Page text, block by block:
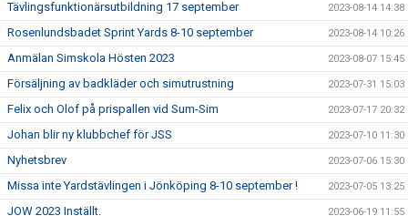
Tävlingsfunktionärsutbildning 17 september 2023-08-14 14:38
Rosenlundsbadet Sprint Yards 8-10 september 2023-08-14 10:26
Anmälan Simskola Hösten 2023 2023-08-07 15:45
Försäljning av badkläder och simutrustning 2023-07-31 15:03
Felix och Olof på prispallen vid Sum-Sim 2023-07-17 20:32
Johan blir ny klubbchef för JSS 2023-07-10 11:30
Nyhetsbrev 2023-07-06 15:30
Missa inte Yardstävlingen i Jönköping 8-10 september ! 2023-07-05 13:25
JOW 2023 Inställt. 2023-06-19 11:55